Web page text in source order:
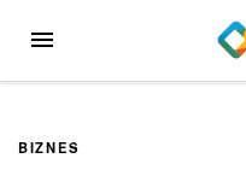
MENU
BIZNES